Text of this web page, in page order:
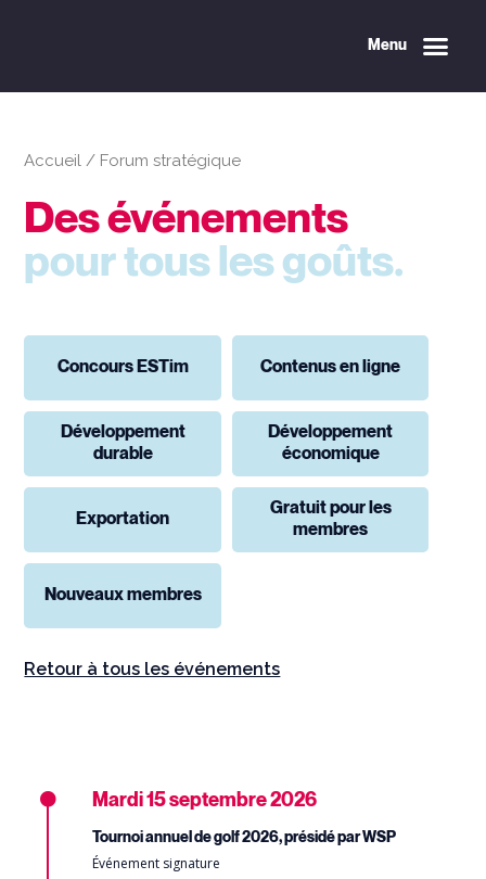
Menu
Accueil / Forum stratégique
Des événements
pour tous les goûts.
Concours ESTim Contenus en ligne
Développement
durable
Développement
économique
Exportation
Gratuit pour les
membres
Nouveaux membres
Retour à tous les événements
Mardi15 septembre 2026
Tournoi annuel de golf 2026, présidé par WSP
Événement signature